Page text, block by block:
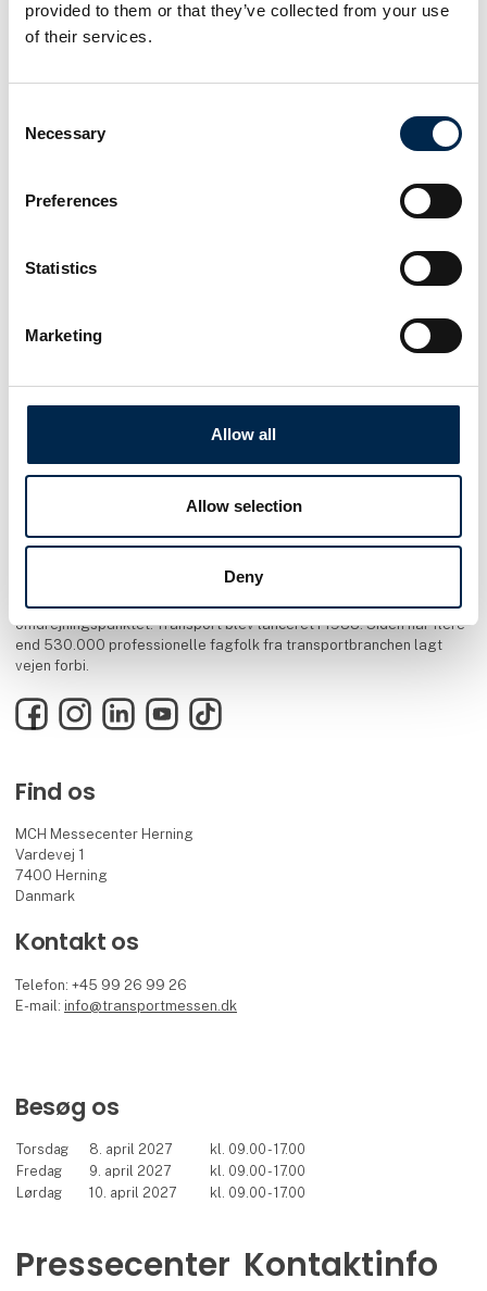
provided to them or that they’ve collected from your use
of their services.
Selection
Necessary
Preferences
Statistics
Marketing
Allow all
Allow selection
Deny
kl. 13:00
Transportmessen er en inspirerende fagmesse for alle med rødder i
transportbranchen. Nyt materiel, nye services og nye idéer er
omdrejningspunktet. Transport blev lanceret i 1988. Siden har flere
end 530.000 professionelle fagfolk fra transportbranchen lagt
vejen forbi.
FacebookInstagramLinkedInYouTubeTikTok
Find os
MCH Messecenter Herning
Vardevej 1
7400 Herning
Danmark
Kontakt os
Telefon: +45 99 26 99 26
E-mail: info@transportmessen.dk
Besøg os
Torsdag 8. april 2027
kl. 09.00 - 17.00
Fredag
9. april 2027
kl. 09.00 - 17.00
Lørdag
10. april 2027 kl. 09.00 - 17.00
Pressecenter Kontaktinfo